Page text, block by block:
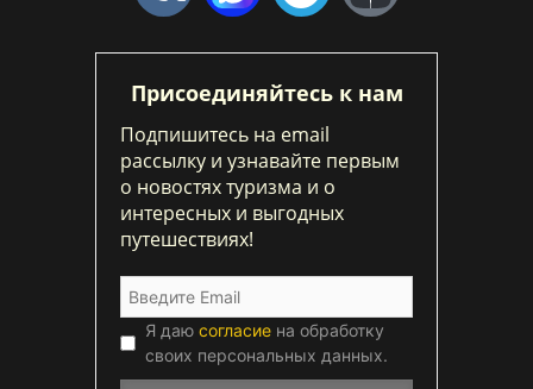
Присоединяйтесь к нам
Подпишитесь на email
рассылку и узнавайте первым
о новостях туризма и о
интересных и выгодных
путешествиях!
Я даю согласие на обработку
своих персональных данных.